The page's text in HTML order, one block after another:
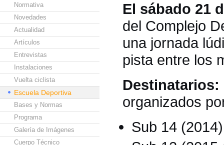
Normativa
Novedades
Actualidad
Artículos
Entrevistas
Instalaciones
Vuelta ciclista
Escuela Deportiva
Bases y Normas
Programa
Galería de Imágenes
Cuerpo Técnico
El sábado 21
del Complejo
una jornada
pista entre los
Destinatarios:
organizados
Sub 14 (2014)